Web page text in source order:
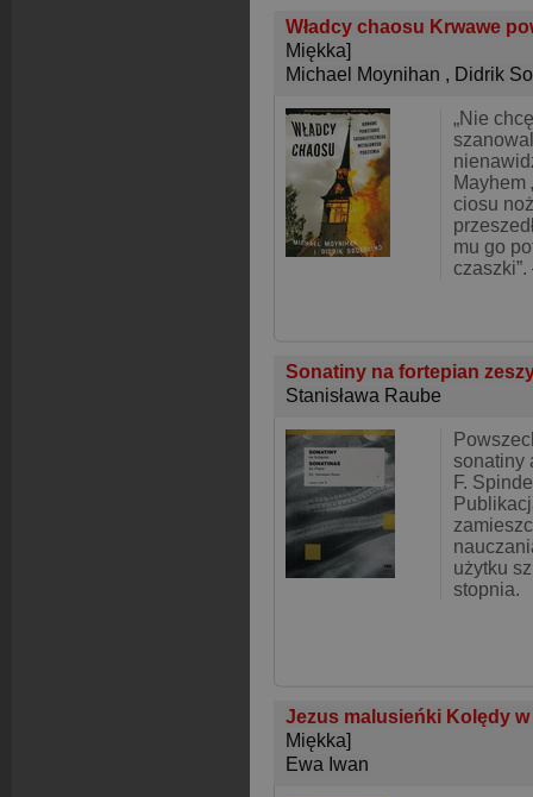
Władcy chaosu Krwawe
Miękka]
Michael Moynihan , Didrik
„Nie
Mayhem
ciosu
mu go
czaszki”.
Sonatiny na fortepian
Stanisława Raube
sonatiny
F.
użytku
stopnia.
Jezus malusieńki Kolędy w
Miękka]
Ewa Iwan